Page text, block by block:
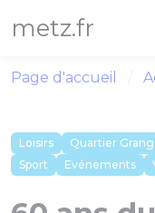
metz.fr
Page d'accueil
Loisirs Quartier
Sport
Evénements